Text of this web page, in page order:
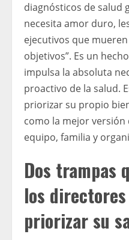
diagnósticos de salud
necesita amor duro,
ejecutivos que
objetivos”. Es un
impulsa la absoluta
proactivo de la salud.
priorizar su propio
como la mejor versión
equipo, familia y
Dos trampas
los
priorizar su